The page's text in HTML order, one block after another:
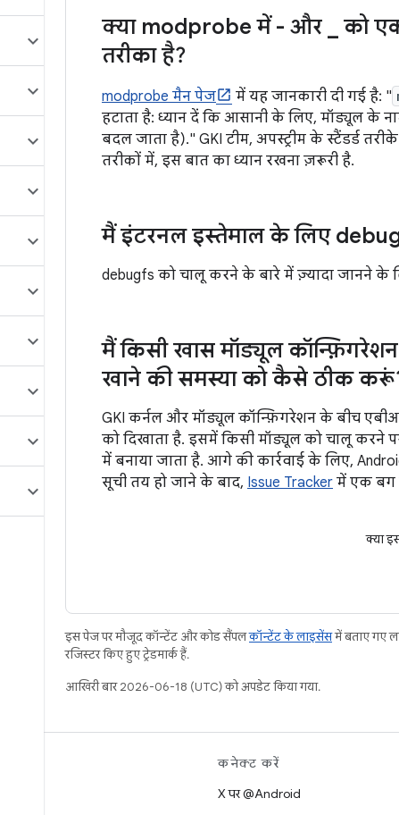
क्या modprobe में - और
को
तरीका है?
modprobe मैन पेज में यह जानकारी दी गई है: "
हटाता है: ध्यान दें कि आसानी के लिए, मॉड्यूल के
बदल जाता है)." GKI टीम, अपस्ट्रीम के स्टैंडर्ड
तरीकों में, इस बात का ध्यान रखना ज़रूरी है.
मैं इंटरनल इस्तेमाल के लिए
debugfs को चालू करने के बारे में ज़्यादा जानने के
मैं किसी खास मॉड्यूल
खाने की समस्या को कैसे ठीक
GKI कर्नल और मॉड्यूल कॉन्फ़िगरेशन के बीच
को दिखाता है. इसमें किसी मॉड्यूल को चालू करने
में बनाया जाता है. आगे की कार्रवाई के लिए,
सूची तय हो जाने के बाद, Issue Tracker में एक बग
क्या
इस पेज पर मौजूद कॉन्टेंट और कोड सैंपलकॉन्टेंट के लाइसेंसमें बताए गए
रजिस्टर किए हुए ट्रेडमार्क हैं.
आखिरी बार 2026-06-18 (UTC) को अपडेट किया गया.
कनेक्ट करें
X पर @Android